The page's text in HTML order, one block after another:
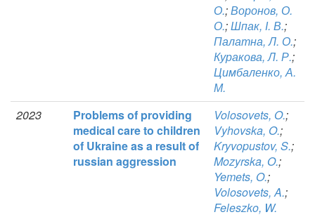
О.;Воронов, О.
О.;Шпак, І. В.;
Палатна, Л. О.;
Куракова, Л. Р.;
Цимбаленко, А.
М.
2023
Problems of providing
medical care to children
of Ukraine as a result of
russian aggression
Volosovets, O.;
Vyhovska, O.;
Kryvopustov, S.;
Mozyrska, O.;
Yemets, O.;
Volosovets, A.;
Feleszko, W.